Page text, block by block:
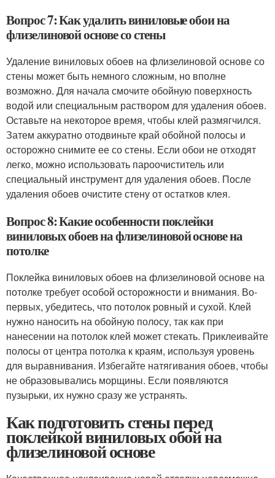
Вопрос 7: Как удалить виниловые обои на
флизелиновой основе со стены
Удаление виниловых обоев на флизелиновой основе со
стены может быть немного сложным, но вполне
возможно. Для начала смочите обойную поверхность
водой или специальным раствором для удаления обоев.
Оставьте на некоторое время, чтобы клей размягчился.
Затем аккуратно отодвиньте край обойной полосы и
осторожно снимите ее со стены. Если обои не отходят
легко, можно использовать пароочиститель или
специальный инструмент для удаления обоев. После
удаления обоев очистите стену от остатков клея.
Вопрос 8: Какие особенности поклейки
виниловых обоев на флизелиновой основе на
потолке
Поклейка виниловых обоев на флизелиновой основе на
потолке требует особой осторожности и внимания. Во-
первых, убедитесь, что потолок ровный и сухой. Клей
нужно наносить на обойную полосу, так как при
нанесении на потолок клей может стекать. Приклеивайте
полосы от центра потолка к краям, используя уровень
для выравнивания. Избегайте натягивания обоев, чтобы
не образовывались морщины. Если появляются
пузырьки, их нужно сразу же устранять.
Как подготовить стены перед
поклейкой виниловых обой на
флизелиновой основе